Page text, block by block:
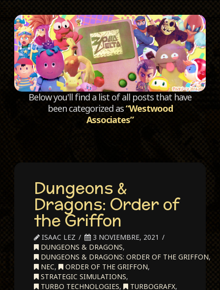
Below you'll find a list of all posts that have
been categorized as“Westwood
Associates”
Dungeons &
Dragons: Order of
the Griffon
ISAAC LEZ
3 NOVIEMBRE, 2021
DUNGEONS & DRAGONS,
DUNGEONS & DRAGONS: ORDER OF THE GRIFFON,
NEC, ORDER OF THE GRIFFON,
STRATEGIC SIMULATIONS,
TURBO TECHNOLOGIES, TURBOGRAFX,